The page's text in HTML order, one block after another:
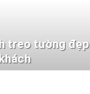
treo tường đẹp